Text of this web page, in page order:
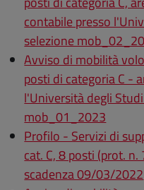
contabile presso
selezione
Avviso di mobilità
posti di categoria C -
l'Università degli
mob_01_2023
Profilo - Servizi di
cat. C, 8 posti (prot.
scadenza 09/03/2022